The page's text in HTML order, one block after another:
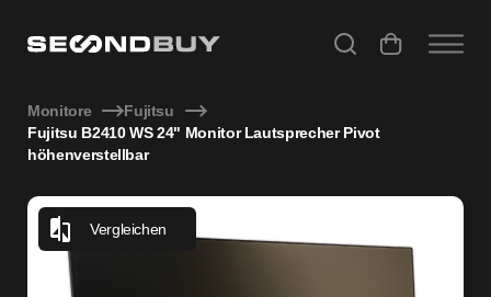
Monitore
Fujitsu
Fujitsu B2410 WS 24" Monitor Lautsprecher Pivot
höhenverstellbar
Vergleichen